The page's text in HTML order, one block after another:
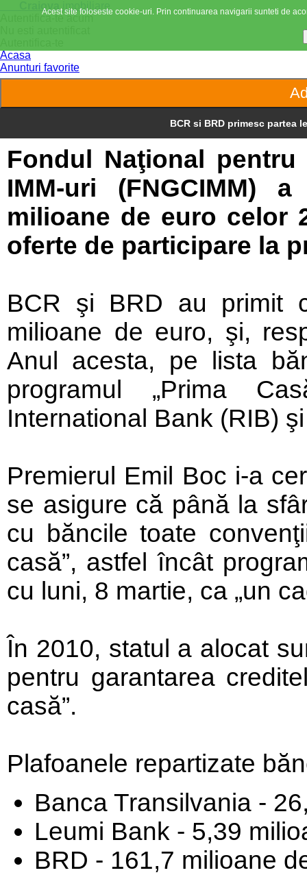
Craiova
imobiliare
Autentifica-te acum
Acasa
Anunturi favorite
BCR si BRD primesc partea
Fondul Naţional pentru
IMM-uri (FNGCIMM)
milioane de euro celor
oferte de participare la
BCR şi BRD au primit
milioane de euro, şi,
Anul acesta, pe lista
programul „Prima
International Bank (RIB)
Premierul Emil Boc i-a
se asigure că până la
cu băncile toate
casă”, astfel încât
cu luni, 8 martie, ca „un
În 2010, statul a alocat
pentru garantarea
casă”.
Plafoanele repartizate
Banca Transilvania -
Leumi Bank - 5,39
BRD - 161,7 milioane
Acest site foloseste cookie-uri. Prin continuarea navigarii sunteti de